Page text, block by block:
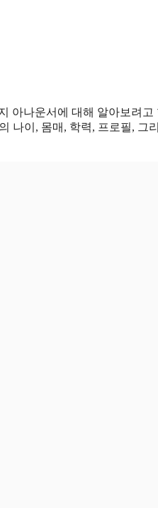
아나운서에 대해 알아보려고
나이, 몸매, 학력, 프로필, 그